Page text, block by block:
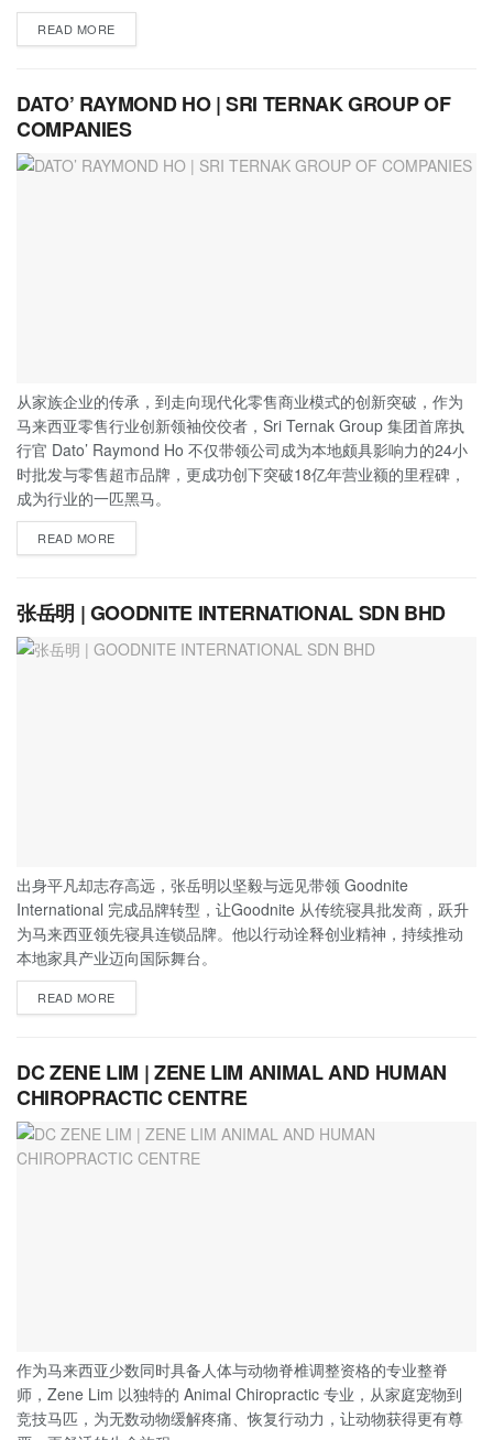
READ MORE
DATO’ RAYMOND HO | SRI TERNAK GROUP OF
COMPANIES
从家族企业的传承，到走向现代化零售商业模式的创新突破，作为
马来西亚零售行业创新领袖佼佼者，Sri Ternak Group 集团首席执
行官 Dato’ Raymond Ho 不仅带领公司成为本地颇具影响力的24小
时批发与零售超市品牌，更成功创下突破18亿年营业额的里程碑，
成为行业的一匹黑马。
READ MORE
张岳明 | GOODNITE INTERNATIONAL SDN BHD
出身平凡却志存高远，张岳明以坚毅与远见带领 Goodnite
International 完成品牌转型，让Goodnite 从传统寝具批发商，跃升
为马来西亚领先寝具连锁品牌。他以行动诠释创业精神，持续推动
本地家具产业迈向国际舞台。
READ MORE
DC ZENE LIM | ZENE LIM ANIMAL AND HUMAN
CHIROPRACTIC CENTRE
作为马来西亚少数同时具备人体与动物脊椎调整资格的专业整脊
师，Zene Lim 以独特的 Animal Chiropractic 专业，从家庭宠物到
竞技马匹，为无数动物缓解疼痛、恢复行动力，让动物获得更有尊